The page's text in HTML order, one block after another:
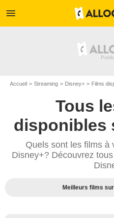
menu
Accueil Streaming Disney+ Films
Tous
disponibles
Quels sont les films à
Disney+? Découvrez
Meilleurs films